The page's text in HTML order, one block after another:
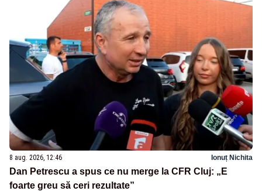
8 aug. 2026, 12:46 Ionuț Nichita
Dan Petrescu a spus ce nu merge la CFR Cluj: „E
foarte greu să ceri rezultate”